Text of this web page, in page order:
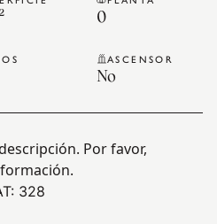
0
ASCENSOR
No
Por favor,
328